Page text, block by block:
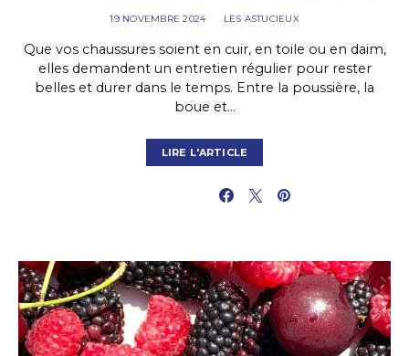
19 NOVEMBRE 2024 LES ASTUCIEUX
Que vos chaussures soient en cuir, en toile ou en daim,
elles demandent un entretien régulier pour rester
belles et durer dans le temps. Entre la poussière, la
boue et…
LIRE L'ARTICLE